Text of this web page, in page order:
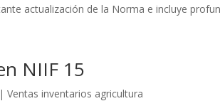
actualización de la Norma e incluye
NIIF 15
| Ventas inventarios agricultura